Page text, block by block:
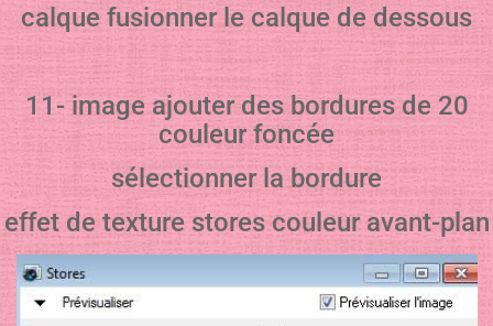
calque fusionner le calque de dessous
11- image ajouter des bordures de 20
couleur foncée
sélectionner la bordure
effet de texture stores couleur avant-plan